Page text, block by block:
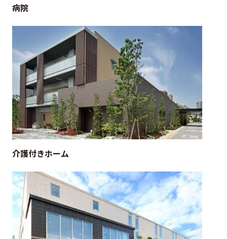
病院
介護付きホーム